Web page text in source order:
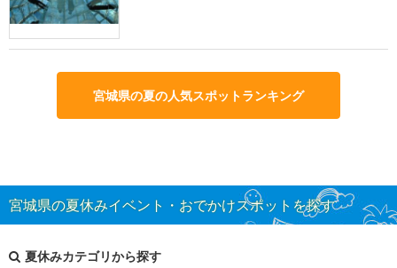
宮城県の夏の人気スポットランキング
宮城県の夏休みイベント・おでかけスポットを探す
夏休みカテゴリから探す